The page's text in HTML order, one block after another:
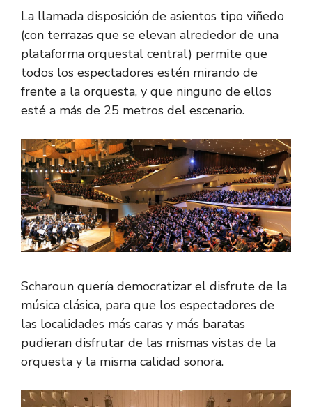
La llamada disposición de asientos tipo viñedo
(con terrazas que se elevan alrededor de una
plataforma orquestal central) permite que
todos los espectadores estén mirando de
frente a la orquesta, y que ninguno de ellos
esté a más de 25 metros del escenario.
Scharoun quería democratizar el disfrute de la
música clásica, para que los espectadores de
las localidades más caras y más baratas
pudieran disfrutar de las mismas vistas de la
orquesta y la misma calidad sonora.